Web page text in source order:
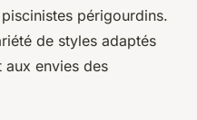
périgourdins.
de styles adaptés
envies des